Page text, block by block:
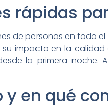
rápidas
de personas en todo
impacto en la
la primera noche.
y en qué